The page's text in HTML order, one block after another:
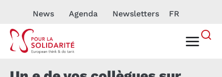
News Agenda Newsletters FR